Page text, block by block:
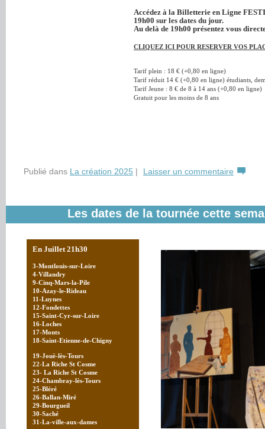
Accédez à la Billetterie en Ligne
19h00 sur les dates du jour.
Au delà de 19h00 présentez vous
CLIQUEZ ICI POUR RESERVER VOS
Tarif plein : 18 € (+0,80 en ligne)
Tarif réduit 14 € (+0,80 en ligne) étudiants,
Tarif Jeune : 8 € de 8 à 14 ans (+0,80 en ligne)
Gratuit pour les moins de 8 ans
Publié dans La création 2025 | Laisser un commentaire
Les dates de la tournée cette
En Juillet 21h30
3-Montlouis-sur-Loire
4-Villandry
9-Cinq-Mars-la-Pile
10-Azay-le-Rideau
11-Luynes
12-Fondettes
15-Saint-Cyr-sur-Loire
16-Loches
17-Monts
18-Saint-Etienne-de-Chigny
19-Jouè-lès-Tours
22-La Riche St Cosme
23- La Riche St Cosme
24-Chambray-lès-Tours
25-Bléré
26-Ballan-Miré
29-Bourgueil
30-Saché
31-La-ville-aux-dames